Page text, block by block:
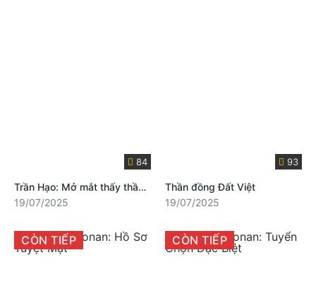
84
Trần Hạo: Mở mắt thấy thần tài
19/07/2025
93
Thần đồng Đất Việt
19/07/2025
CÒN TIẾP CÒN TIẾP